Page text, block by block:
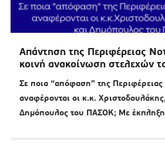
Απάντηση της Περιφέρειας
κοινή ανακοίνωση στελεχών
Σε ποια “απόφαση” της Περιφέρειας
αναφέρονται οι κ.κ.
Δημόπουλος του ΠΑΣΟΚ; Με έκπληξη